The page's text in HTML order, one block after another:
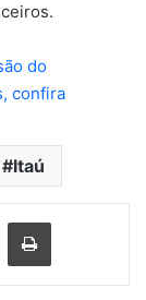
do
confira
Itaú
via e-mail Imprimir